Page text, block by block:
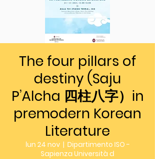
The four pillars of
destiny (Saju
P’Alcha 四柱八字）in
premodern Korean
Literature
lun 24 nov
  |
Dipartimento ISO -
Sapienza Università d